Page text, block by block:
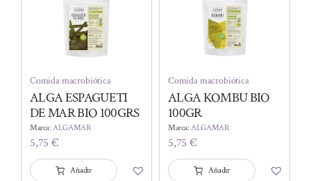
Comida macrobiótica
ALGA ESPAGUETI
DE MAR BIO 100GRS
Marca:ALGAMAR
5,75€
Añadir
Comida macrobiótica
ALGA KOMBU BIO
100GR
Marca:ALGAMAR
5,75€
Añadir